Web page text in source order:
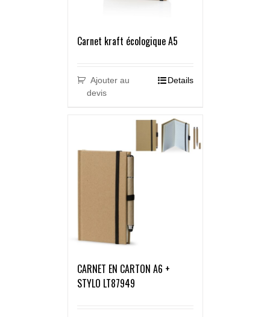
Carnet kraft écologique A5
Ajouter au
devis
Details
CARNET EN CARTON A6 +
STYLO LT87949